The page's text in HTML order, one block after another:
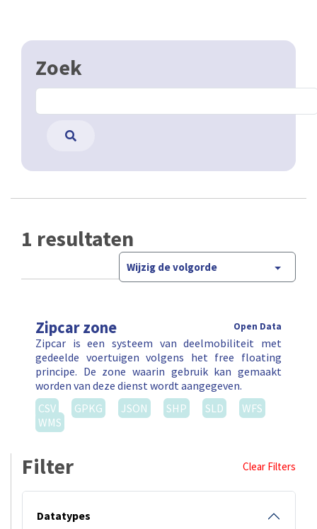
Zoek
1 resultaten
Wijzig de volgorde
Zipcar zone Open Data
Zipcar is een systeem van deelmobiliteit met
gedeelde voertuigen volgens het free floating
principe. De zone waarin gebruik kan gemaakt
worden van deze dienst wordt aangegeven.
CSV
GPKG JSON SHP SLD
WFS
WMS
Filter Clear Filters
Datatypes